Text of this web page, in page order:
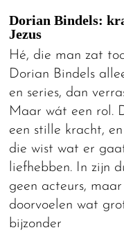
Dorian Bindels:
Jezus
Hé, die man zat
Dorian Bindels
en series, dan
Maar wát een rol.
een stille kracht,
die wist wat er
liefhebben. In zijn
geen acteurs,
doorvoelen wat
bijzonder